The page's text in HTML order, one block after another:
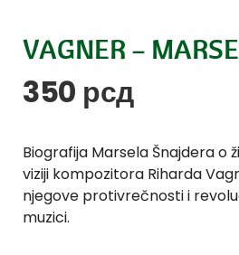
VAGNER –
350 рсд
Biografija Marsela Šnajdera o
viziji kompozitora Riharda
njegove protivrečnosti i
muzici.